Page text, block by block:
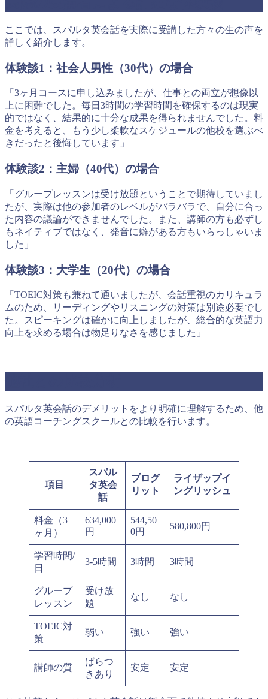
ここでは、スパルタ英会話を実際に受講した方々の生の声を
詳しく紹介します。
体験談1：社会人男性（30代）の場合
「3ヶ月コースに申し込みましたが、仕事との両立が想像以
上に困難でした。毎日3時間の学習時間を確保するのは現実
的ではなく、結果的に十分な成果を得られませんでした。料
金を考えると、もう少し柔軟なスケジュールの他校を選ぶべ
きだったと後悔しています」
体験談2：主婦（40代）の場合
「グループレッスンは受け放題ということで期待していまし
たが、実際は他の参加者のレベルがバラバラで、自分に合っ
た内容の議論ができませんでした。また、講師の方も必ずし
もネイティブではなく、発音に癖がある方もいらっしゃいま
した」
体験談3：大学生（20代）の場合
「TOEIC対策も兼ねて通いましたが、会話重視のカリキュラ
ムのため、リーディングやリスニングの対策は別途必要でし
た。スピーキングは確かに向上しましたが、総合的な英語力
向上を求める場合は物足りなさを感じました」
スパルタ英会話のデメリットをより明確に理解するため、他
の英語コーチングスクールとの比較を行います。
項目
スパル
タ英会
話
プログ
リット
ライザップイ
ングリッシュ
料金（3
ヶ月）
634,000
円
544,50
0円
580,800円
学習時間/
日
3-5時間 3時間 3時間
グループ
レッスン
受け放
題
なし なし
TOEIC対
策
弱い 強い 強い
講師の質
ばらつ
きあり
安定 安定